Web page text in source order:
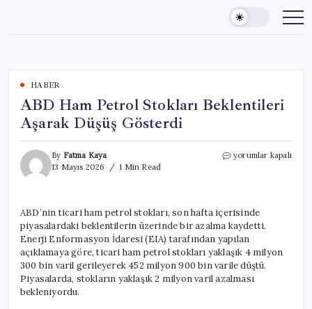
content
HABER
ABD Ham Petrol Stokları Beklentileri
Aşarak Düşüş Gösterdi
By Fatma Kaya
13 Mayıs 2026
1 Min Read
ABD
Aşarak
Düşüş
Gösterdi
için
yorumlar kapalı
ABD’nin ticari ham petrol stokları, son hafta içerisinde
piyasalardaki beklentilerin üzerinde bir azalma kaydetti.
Enerji Enformasyon İdaresi (EIA) tarafından yapılan
açıklamaya göre, ticari ham petrol stokları yaklaşık 4 milyon
300 bin varil gerileyerek 452 milyon 900 bin varile düştü.
Piyasalarda, stokların yaklaşık 2 milyon varil azalması
bekleniyordu.